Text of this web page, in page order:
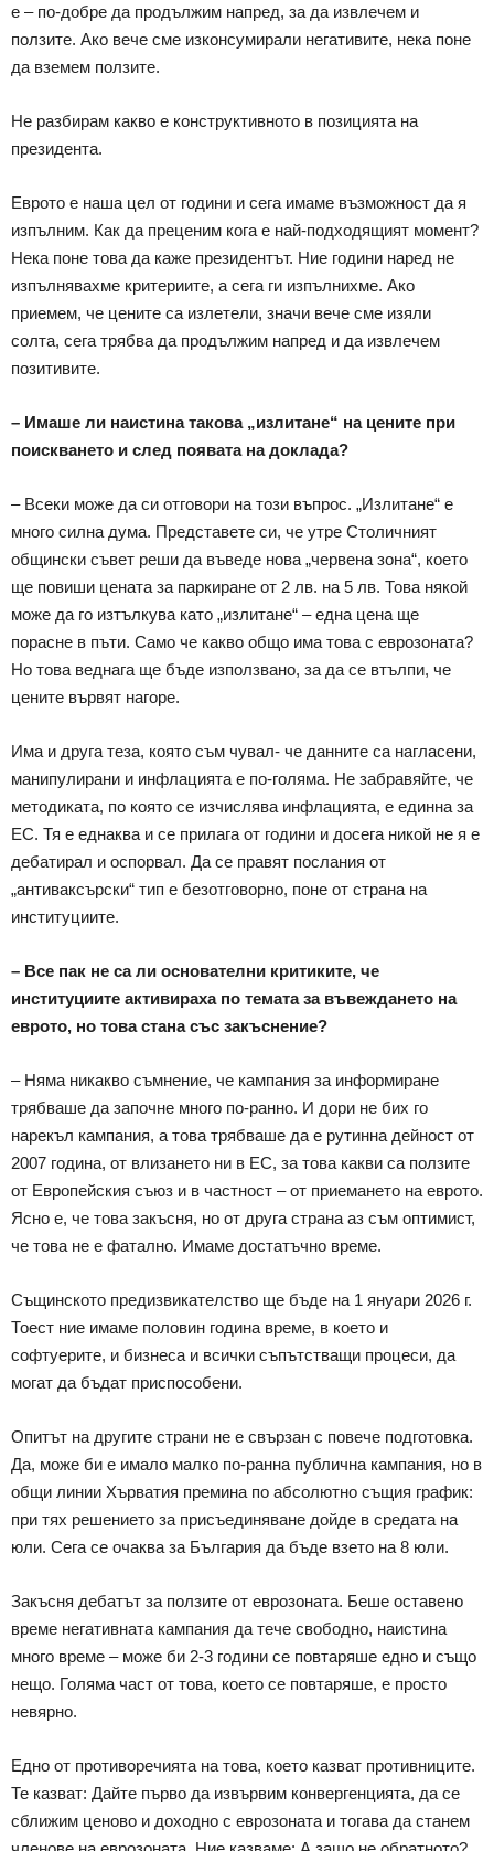
е – по-добре да продължим напред, за да извлечем и
ползите. Ако вече сме изконсумирали негативите, нека поне
да вземем ползите.
Не разбирам какво е конструктивното в позицията на
президента.
Еврото е наша цел от години и сега имаме възможност да я
изпълним. Как да преценим кога е най-подходящият момент?
Нека поне това да каже президентът. Ние години наред не
изпълнявахме критериите, а сега ги изпълнихме. Ако
приемем, че цените са излетели, значи вече сме изяли
солта, сега трябва да продължим напред и да извлечем
позитивите.
– Имаше ли наистина такова „излитане“ на цените при
поискването и след появата на доклада?
– Всеки може да си отговори на този въпрос. „Излитане“ е
много силна дума. Представете си, че утре Столичният
общински съвет реши да въведе нова „червена зона“, което
ще повиши цената за паркиране от 2 лв. на 5 лв. Това някой
може да го изтълкува като „излитане“ – една цена ще
порасне в пъти. Само че какво общо има това с еврозоната?
Но това веднага ще бъде използвано, за да се втълпи, че
цените вървят нагоре.
Има и друга теза, която съм чувал- че данните са нагласени,
манипулирани и инфлацията е по-голяма. Не забравяйте, че
методиката, по която се изчислява инфлацията, е единна за
ЕС. Тя е еднаква и се прилага от години и досега никой не я е
дебатирал и оспорвал. Да се правят послания от
„антиваксърски“ тип е безотговорно, поне от страна на
институциите.
– Все пак не са ли основателни критиките, че
институциите активираха по темата за въвеждането на
еврото, но това стана със закъснение?
– Няма никакво съмнение, че кампания за информиране
трябваше да започне много по-ранно. И дори не бих го
нарекъл кампания, а това трябваше да е рутинна дейност от
2007 година, от влизането ни в ЕС, за това какви са ползите
от Европейския съюз и в частност – от приемането на еврото.
Ясно е, че това закъсня, но от друга страна аз съм оптимист,
че това не е фатално. Имаме достатъчно време.
Същинското предизвикателство ще бъде на 1 януари 2026 г.
Тоест ние имаме половин година време, в което и
софтуерите, и бизнеса и всички съпътстващи процеси, да
могат да бъдат приспособени.
Опитът на другите страни не е свързан с повече подготовка.
Да, може би е имало малко по-ранна публична кампания, но в
общи линии Хърватия премина по абсолютно същия график:
при тях решението за присъединяване дойде в средата на
юли. Сега се очаква за България да бъде взето на 8 юли.
Закъсня дебатът за ползите от еврозоната. Беше оставено
време негативната кампания да тече свободно, наистина
много време – може би 2-3 години се повтаряше едно и също
нещо. Голяма част от това, което се повтаряше, е просто
невярно.
Едно от противоречията на това, което казват противниците.
Те казват: Дайте първо да извървим конвергенцията, да се
сближим ценово и доходно с еврозоната и тогава да станем